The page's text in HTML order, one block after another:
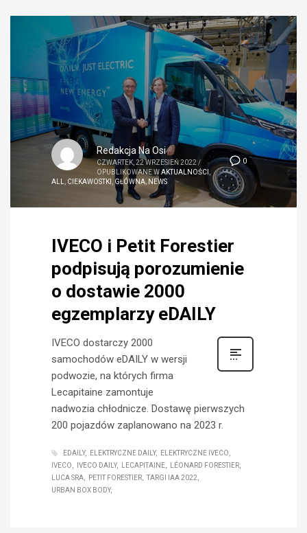
0
Redakcja Na Osi
CZWARTEK, 22 WRZESIEŃ 2022 /
OPUBLIKOWANE WAKTUALNOŚCI
ALL
CIEKAWOSTKI GŁÓWNA NEWS
IVECO i Petit Forestier
podpisują porozumienie
o dostawie 2000
egzemplarzy eDAILY
IVECO dostarczy 2000
samochodów eDAILY w wersji
podwozie, na których firma
Lecapitaine zamontuje
nadwozia chłodnicze. Dostawę pierwszych
200 pojazdów zaplanowano na 2023 r.
EDAILY ELEKTRYCZNE DAILY
ELEKTRYCZNE IVECO
IVECO
IVECO DAILY LECAPITAINE
LÉONARD FORESTIER
LUCA SRA
PETIT FORESTIER
TARGI IAA 2022
URBAN BOX BODY